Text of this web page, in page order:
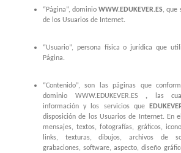
“Página”, dominio WWW.EDUKEVER.ES, que
de los Usuarios de Internet.
“Usuario”, persona física o jurídica que
Página.
“Contenido”, son las páginas que
dominio WWW.EDUKEVER.ES
,
las
información y los servicios que
disposición de los Usuarios de Internet. En
mensajes, textos, fotografías, gráficos,
links, texturas, dibujos, archivos de
grabaciones, software, aspecto, diseño